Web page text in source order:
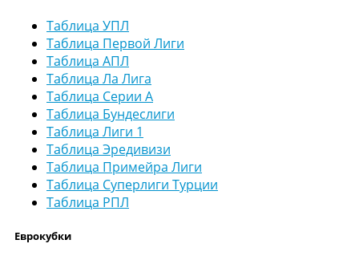
Таблица УПЛ
Таблица Первой Лиги
Таблица АПЛ
Таблица Ла Лига
Таблица Серии А
Таблица Бундеслиги
Таблица Лиги 1
Таблица Эредивизи
Таблица Примейра Лиги
Таблица Суперлиги Турции
Таблица РПЛ
Еврокубки